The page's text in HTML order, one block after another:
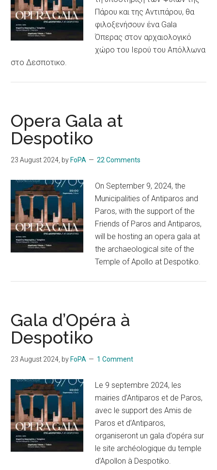
Πάρου και της Αντιπάρου, θα
φιλοξενήσουν ένα Gala
Όπερας στον αρχαιολογικό
χώρο του Ιερού του Απόλλωνα
στο Δεσποτικο.
Opera Gala at
Despotiko
23 August 2024, by FoPA 22 Comments
On September 9, 2024, the
Municipalities of Antiparos and
Paros, with the support of the
Friends of Paros and Antiparos,
will be hosting an opera gala at
the archaeological site of the
Temple of Apollo at Despotiko.
Gala d’Opéra à
Despotiko
23 August 2024, by FoPA 1 Comment
Le 9 septembre 2024, les
mairies d’Antiparos et de Paros,
avec le support des Amis de
Paros et d’Antiparos,
organiseront un gala d’opéra sur
le site archéologique du temple
d’Apollon à Despotiko.